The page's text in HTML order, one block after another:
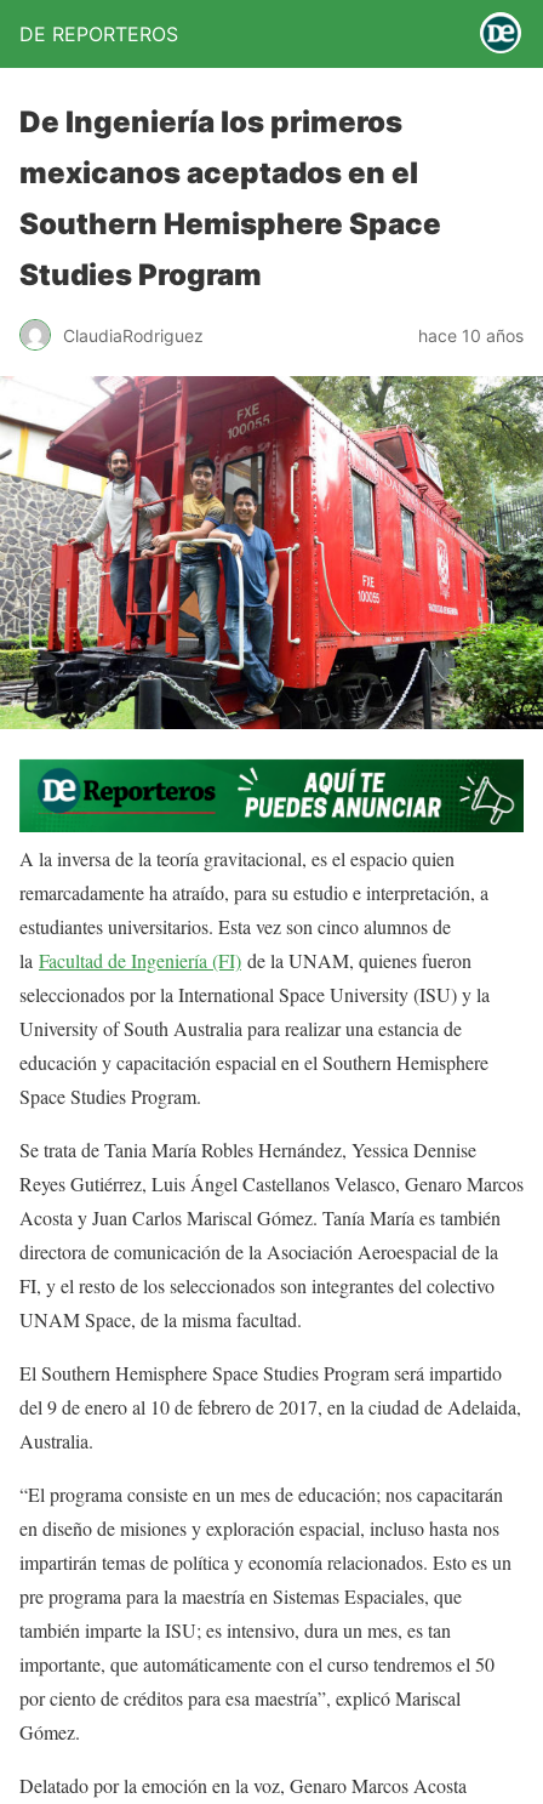
DE REPORTEROS
De Ingeniería los primeros
mexicanos aceptados en el
Southern Hemisphere Space
Studies Program
ClaudiaRodriguez hace 10 años
A la inversa de la teoría gravitacional, es el espacio quien
remarcadamente ha atraído, para su estudio e interpretación, a
estudiantes universitarios. Esta vez son cinco alumnos de
la Facultad de Ingeniería (FI) de la UNAM, quienes fueron
seleccionados por la International Space University (ISU) y la
University of South Australia para realizar una estancia de
educación y capacitación espacial en el Southern Hemisphere
Space Studies Program.
Se trata de Tania María Robles Hernández, Yessica Dennise
Reyes Gutiérrez, Luis Ángel Castellanos Velasco, Genaro Marcos
Acosta y Juan Carlos Mariscal Gómez. Tanía María es también
directora de comunicación de la Asociación Aeroespacial de la
FI, y el resto de los seleccionados son integrantes del colectivo
UNAM Space, de la misma facultad.
El Southern Hemisphere Space Studies Program será impartido
del 9 de enero al 10 de febrero de 2017, en la ciudad de Adelaida,
Australia.
“El programa consiste en un mes de educación; nos capacitarán
en diseño de misiones y exploración espacial, incluso hasta nos
impartirán temas de política y economía relacionados. Esto es un
pre programa para la maestría en Sistemas Espaciales, que
también imparte la ISU; es intensivo, dura un mes, es tan
importante, que automáticamente con el curso tendremos el 50
por ciento de créditos para esa maestría”, explicó Mariscal
Gómez.
Delatado por la emoción en la voz, Genaro Marcos Acosta